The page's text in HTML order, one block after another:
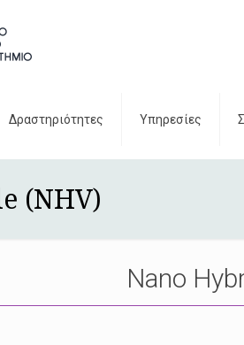
Δραστηριότητες Υπηρεσίες
(NHV)
Nano